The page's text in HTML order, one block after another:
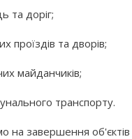
та доріг;
проїздів та дворів;
майданчиків;
транспорту.
завершення об'єктів